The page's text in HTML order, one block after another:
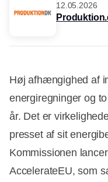
12.05.2026
Høj afhængighed af
energiregninger og
år. Det er
presset af sit
Kommissionen
AccelerateEU, som